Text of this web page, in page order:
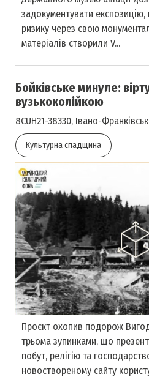
задокументувати
ризику через свою
матеріалів створили V...
Бойківське минуле:
вузькоколійкою
8CUH21-38330, Івано-
Культурна спадщина
Проєкт охопив подорож
трьома зупинками, що
побут, релігію та
новоствореному сайту